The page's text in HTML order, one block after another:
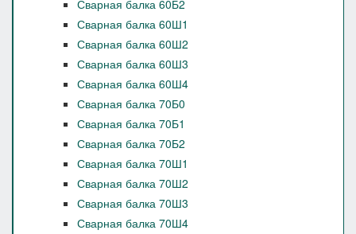
Сварная балка 60Б2
Сварная балка 60Ш1
Сварная балка 60Ш2
Сварная балка 60Ш3
Сварная балка 60Ш4
Сварная балка 70Б0
Сварная балка 70Б1
Сварная балка 70Б2
Сварная балка 70Ш1
Сварная балка 70Ш2
Сварная балка 70Ш3
Сварная балка 70Ш4